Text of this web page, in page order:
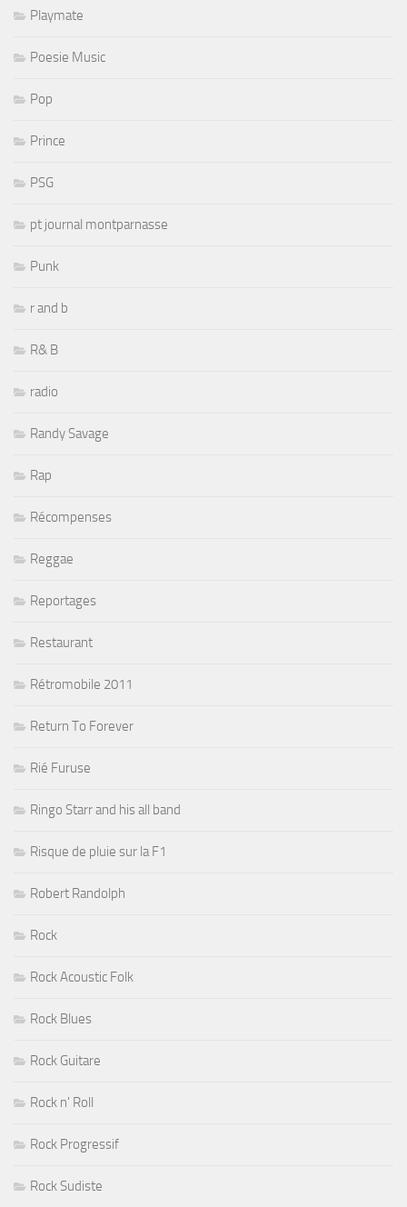
Playmate
Poesie Music
Pop
Prince
PSG
pt journal montparnasse
Punk
r and b
R& B
radio
Randy Savage
Rap
Récompenses
Reggae
Reportages
Restaurant
Rétromobile 2011
Return To Forever
Rié Furuse
Ringo Starr and his all band
Risque de pluie sur la F1
Robert Randolph
Rock
Rock Acoustic Folk
Rock Blues
Rock Guitare
Rock n' Roll
Rock Progressif
Rock Sudiste